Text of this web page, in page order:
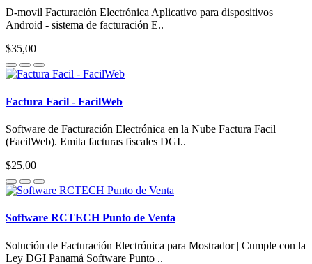
D-movil Facturación Electrónica Aplicativo para dispositivos
Android - sistema de facturación E..
$35,00
Factura Facil - FacilWeb
Software de Facturación Electrónica en la Nube Factura Facil
(FacilWeb). Emita facturas fiscales DGI..
$25,00
Software RCTECH Punto de Venta
Solución de Facturación Electrónica para Mostrador | Cumple con la
Ley DGI Panamá Software Punto ..